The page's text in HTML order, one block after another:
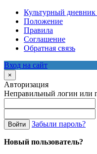
Культурный
Положение
Правила
Соглашение
Обратная связь
Вход на сайт
×
Авторизация
Неправильный логин или
Войти Забыли пароль?
Новый пользователь?